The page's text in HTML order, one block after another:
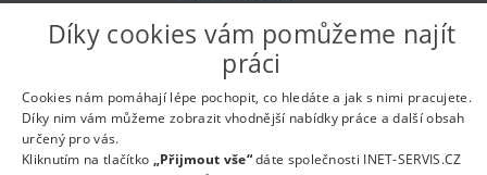
Díky cookies vám pomůžeme najít
práci
Cookies nám pomáhají lépe pochopit, co hledáte a jak s nimi pracujete.
Díky nim vám můžeme zobrazit vhodnější nabídky práce a další obsah
určený pro vás.
Kliknutím na tlačítko „Přijmout vše“dáte společnosti INET-SERVIS.CZ